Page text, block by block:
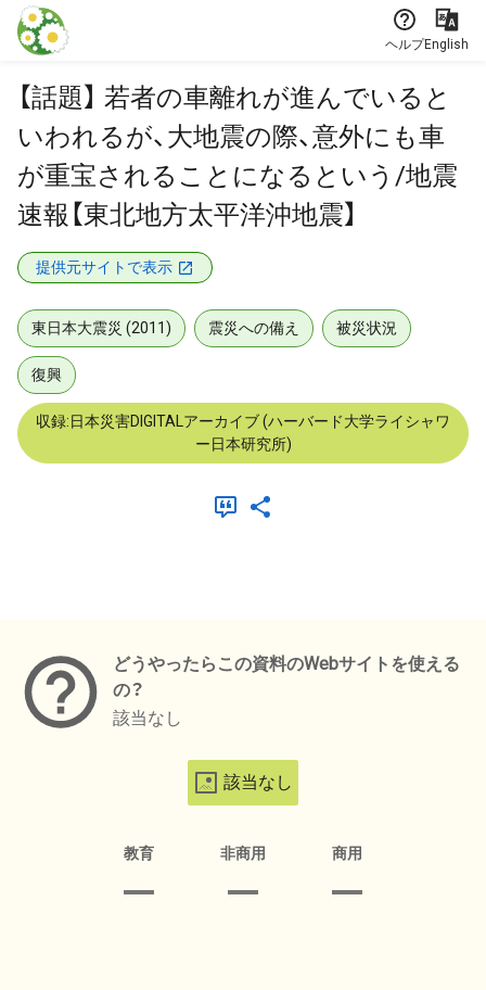
本文に飛ぶ
ヘルプEnglish
【話題】 若者の車離れが進んでいると
いわれるが、大地震の際、意外にも車
が重宝されることになるという/地震
速報【東北地方太平洋沖地震】
提供元サイトで表示
東日本大震災 (2011) 震災への備え 被災状況
復興
収録:日本災害DIGITALアーカイブ (ハーバード大学ライシャワ
ー日本研究所)
どうやったらこの資料のWebサイトを使える
の？
該当なし
該当なし
教育 非商用 商用